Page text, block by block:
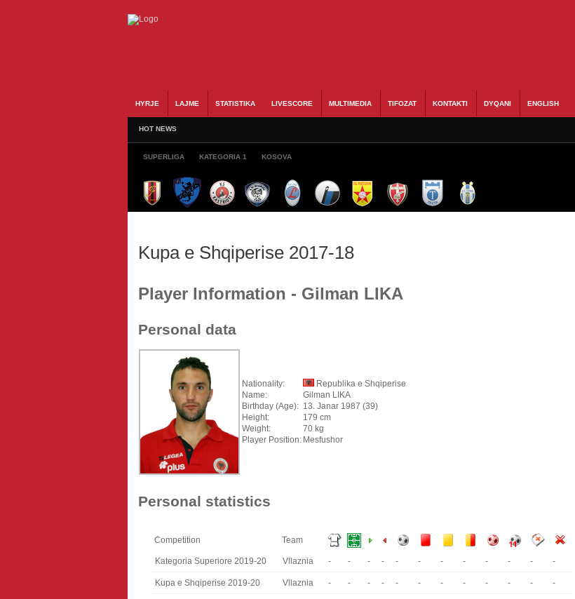
HYRJE LAJME STATISTIKA LIVESCORE MULTIMEDIA TIFOZAT KONTAKTI DYQANI ENGLISH
HOT NEWS
SUPERLIGA KATEGORIA 1 KOSOVA
Kupa e Shqiperise 2017-18
Player Information - Gilman LIKA
Personal data
Nationality:
Republika e Shqiperise
Name:
Gilman LIKA
Birthday (Age): 13. Janar 1987 (39)
Height:
179 cm
Weight:
70 kg
Player Position: Mesfushor
Personal statistics
Competition Team
Kategoria Superiore 2019-20 Vllaznia - - - - - - - - - - - -
Kupa e Shqiperise 2019-20 Vllaznia - - - - - - - - - - - -